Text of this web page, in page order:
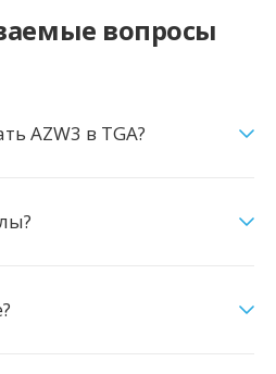
вопросы
AZW3 в TGA?